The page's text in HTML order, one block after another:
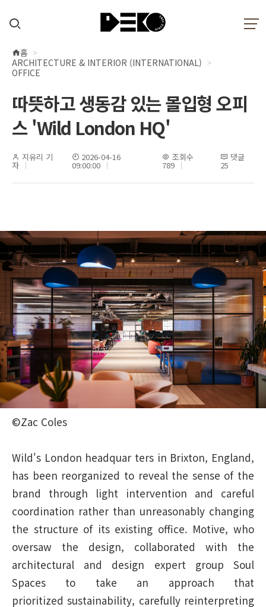
현
재
치
홈
ARCHITECTURE & INTERIOR (INTERNATIONAL)
OFFICE
따뜻하고 생동감 있는 몰입형 오피
스 'Wild London HQ'
지유리 기
자
2026-04-16
09:00:00
조회수
789
댓글
25
©Zac Coles
Wild's London headquar ters in Brixton, England,
has been reorganized to reveal the sense of the
brand through light intervention and careful
coordination rather than unreasonably changing
the structure of its existing office. Motive, who
oversaw the design, collaborated with the
architectural and design expert group Soul
Spaces to take an approach that
prioritized sustainability, carefully reinterpreting